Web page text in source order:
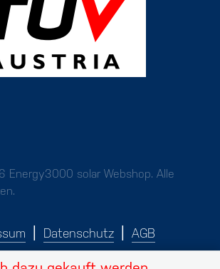
Energy3000 solar Webshop. Alle
Datenschutz AGB